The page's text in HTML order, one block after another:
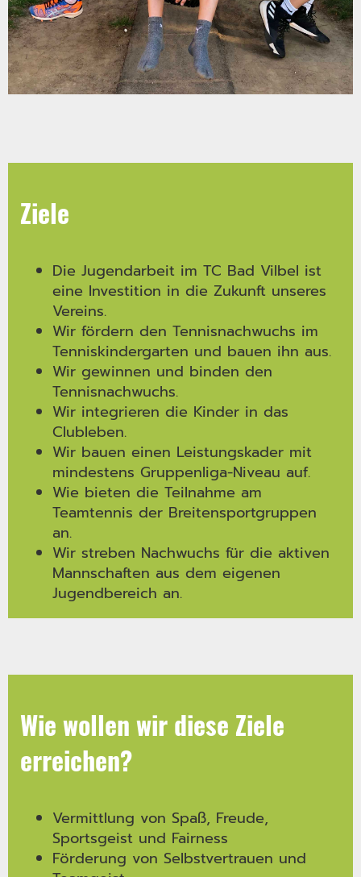
Ziele
Die Jugendarbeit im TC Bad Vilbel ist
eine Investition in die Zukunft unseres
Vereins.
Wir fördern den Tennisnachwuchs im
Tenniskindergarten und bauen ihn aus.
Wir gewinnen und binden den
Tennisnachwuchs.
Wir integrieren die Kinder in das
Clubleben.
Wir bauen einen Leistungskader mit
mindestens Gruppenliga-Niveau auf.
Wie bieten die Teilnahme am
Teamtennis der Breitensportgruppen
an.
Wir streben Nachwuchs für die aktiven
Mannschaften aus dem eigenen
Jugendbereich an.
Wie wollen wir diese Ziele
erreichen?
Vermittlung von Spaß, Freude,
Sportsgeist und Fairness
Förderung von Selbstvertrauen und